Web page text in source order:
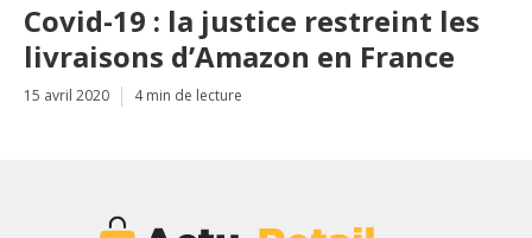
Covid-19 : la justice restreint les
livraisons d’Amazon en France
15 avril 2020 4 min de lecture